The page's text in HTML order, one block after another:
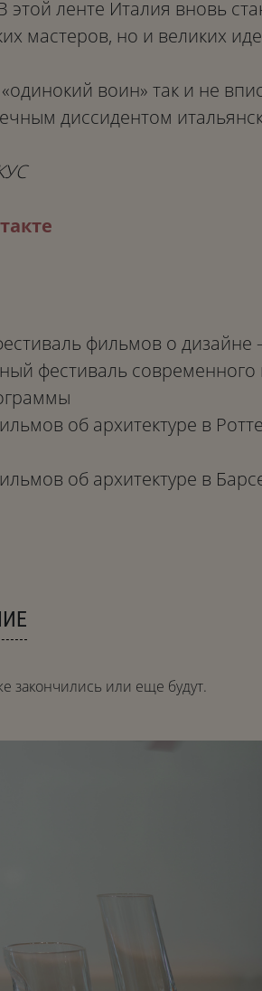
этой ленте Италия вновь
мастеров, но и великих
воин» так и не
диссидентом
фильмов о дизайне
фестиваль современного
об архитектуре в
об архитектуре в
закончились или еще будут.